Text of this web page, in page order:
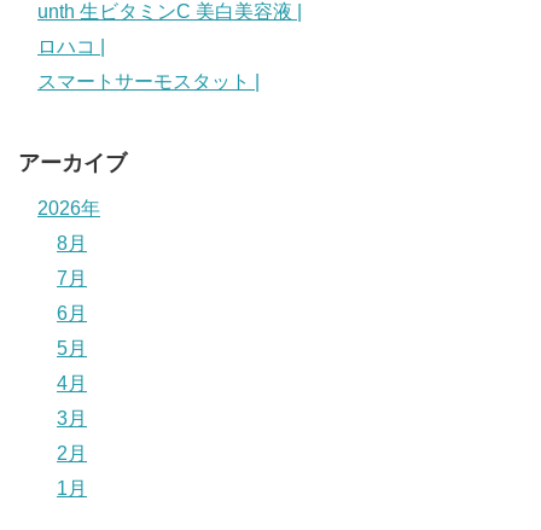
unth 生ビタミンC 美白美容液 |
ロハコ |
スマートサーモスタット |
アーカイブ
2026年
8月
7月
6月
5月
4月
3月
2月
1月